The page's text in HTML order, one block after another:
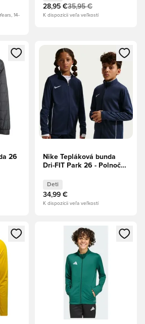
14-
28,95 €35,95 €
K dispozícii veľa veľkostí
alebo registráciu ako člen
26
Otvorí modál na prihlásenie
Nike Tepláková bunda
Dri-FIT Park 26 - Polnočná
Deti
Deti
34,99 €
K dispozícii veľa veľkostí
alebo registráciu ako člen
Otvorí modál na prihlásenie